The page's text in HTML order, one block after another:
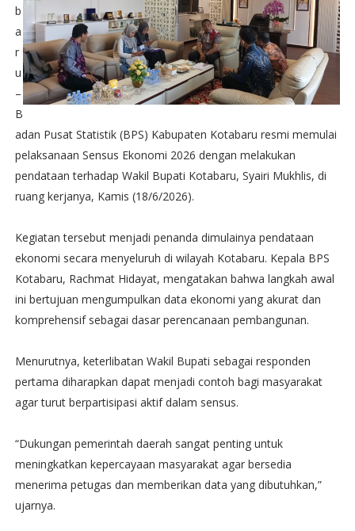
b
a
r
u
–
B
adan Pusat Statistik (BPS) Kabupaten Kotabaru resmi memulai
pelaksanaan Sensus Ekonomi 2026 dengan melakukan
pendataan terhadap Wakil Bupati Kotabaru, Syairi Mukhlis, di
ruang kerjanya, Kamis (18/6/2026).
Kegiatan tersebut menjadi penanda dimulainya pendataan
ekonomi secara menyeluruh di wilayah Kotabaru. Kepala BPS
Kotabaru, Rachmat Hidayat, mengatakan bahwa langkah awal
ini bertujuan mengumpulkan data ekonomi yang akurat dan
komprehensif sebagai dasar perencanaan pembangunan.
Menurutnya, keterlibatan Wakil Bupati sebagai responden
pertama diharapkan dapat menjadi contoh bagi masyarakat
agar turut berpartisipasi aktif dalam sensus.
“Dukungan pemerintah daerah sangat penting untuk
meningkatkan kepercayaan masyarakat agar bersedia
menerima petugas dan memberikan data yang dibutuhkan,”
ujarnya.